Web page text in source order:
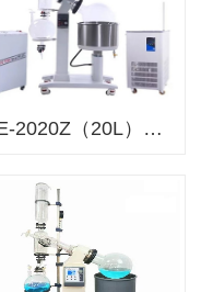
YRE-2020Z（20L）防爆旋转蒸发仪